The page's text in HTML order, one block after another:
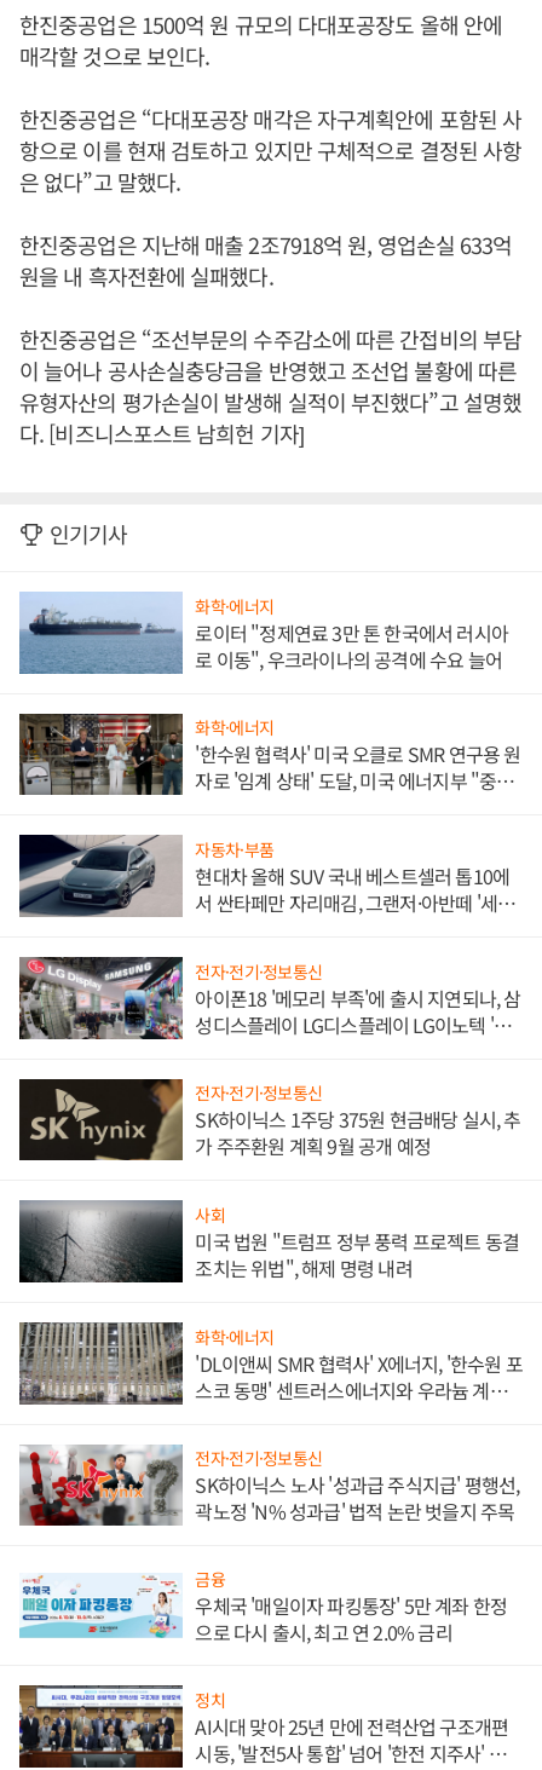
한진중공업은 1500억 원 규모의 다대포공장도 올해 안에
매각할 것으로 보인다.
한진중공업은 “다대포공장 매각은 자구계획안에 포함된 사
항으로 이를 현재 검토하고 있지만 구체적으로 결정된 사항
은 없다”고 말했다.
한진중공업은 지난해 매출 2조7918억 원, 영업손실 633억
원을 내 흑자전환에 실패했다.
한진중공업은 “조선부문의 수주감소에 따른 간접비의 부담
이 늘어나 공사손실충당금을 반영했고 조선업 불황에 따른
유형자산의 평가손실이 발생해 실적이 부진했다”고 설명했
다. [비즈니스포스트 남희헌 기자]
인기기사
화학·에너지
로이터 "정제연료 3만 톤 한국에서 러시아
로 이동", 우크라이나의 공격에 수요 늘어
화학·에너지
'한수원 협력사' 미국 오클로 SMR 연구용 원
자로 '임계 상태' 도달, 미국 에너지부 "중요
자동차·부품
현대차 올해 SUV 국내 베스트셀러 톱10에
서 싼타페만 자리매김, 그랜저·아반떼 '세단
전자·전기·정보통신
아이폰18 '메모리 부족'에 출시 지연되나, 삼
성디스플레이 LG디스플레이 LG이노텍 '탈
전자·전기·정보통신
SK하이닉스 1주당 375원 현금배당 실시, 추
가 주주환원 계획 9월 공개 예정
사회
미국 법원 "트럼프 정부 풍력 프로젝트 동결
조치는 위법", 해제 명령 내려
화학·에너지
'DL이앤씨 SMR 협력사' X에너지, '한수원 포
스코 동맹' 센트러스에너지와 우라늄 계약
전자·전기·정보통신
SK하이닉스 노사 '성과급 주식지급' 평행선,
곽노정 'N% 성과급' 법적 논란 벗을지 주목
금융
우체국 '매일이자 파킹통장' 5만 계좌 한정
으로 다시 출시, 최고 연 2.0% 금리
정치
AI시대 맞아 25년 만에 전력산업 구조개편
시동, '발전5사 통합' 넘어 '한전 지주사' 재편